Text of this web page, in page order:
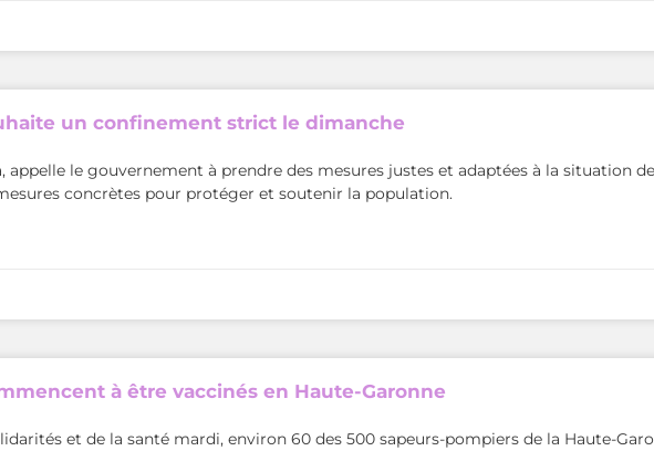
un confinement strict le dimanche
appelle le gouvernement à prendre des mesures justes et adaptées à la situation
concrètes pour protéger et soutenir la population.
à être vaccinés en Haute-Garonne
et de la santé mardi, environ 60 des 500 sapeurs-pompiers de la Haute-